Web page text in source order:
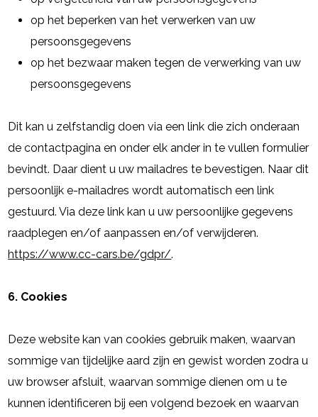
op het beperken van het verwerken van uw
persoonsgegevens
op het bezwaar maken tegen de verwerking van uw
persoonsgegevens
Dit kan u zelfstandig doen via een link die zich onderaan
de contactpagina en onder elk ander in te vullen formulier
bevindt. Daar dient u uw mailadres te bevestigen. Naar dit
persoonlijk e-mailadres wordt automatisch een link
gestuurd. Via deze link kan u uw persoonlijke gegevens
raadplegen en/of aanpassen en/of verwijderen.
https://www.cc-cars.be/gdpr/.
6. Cookies
Deze website kan van cookies gebruik maken, waarvan
sommige van tijdelijke aard zijn en gewist worden zodra u
uw browser afsluit, waarvan sommige dienen om u te
kunnen identificeren bij een volgend bezoek en waarvan